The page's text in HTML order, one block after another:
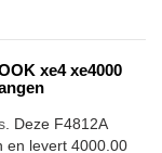
xe4 xe4000
. Deze F4812A
en levert 4000.00